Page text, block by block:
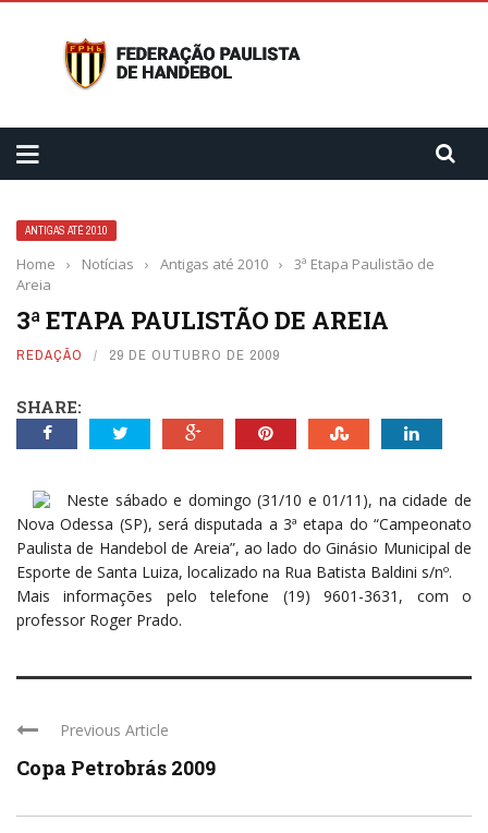
ANTIGAS ATÉ 2010
Home › Notícias › Antigas até 2010 ›
3ª Etapa Paulistão de
Areia
3ª ETAPA PAULISTÃO DE AREIA
REDAÇÃO 29 DE OUTUBRO DE 2009
SHARE:
Neste sábado e domingo (31/10 e 01/11), na cidade de
Nova Odessa (SP), será disputada a 3ª etapa do “Campeonato
Paulista de Handebol de Areia”, ao lado do Ginásio Municipal de
Esporte de Santa Luiza, localizado na Rua Batista Baldini s/nº.
Mais informações pelo telefone (19) 9601-3631, com o
professor Roger Prado.
Previous Article
Copa Petrobrás 2009